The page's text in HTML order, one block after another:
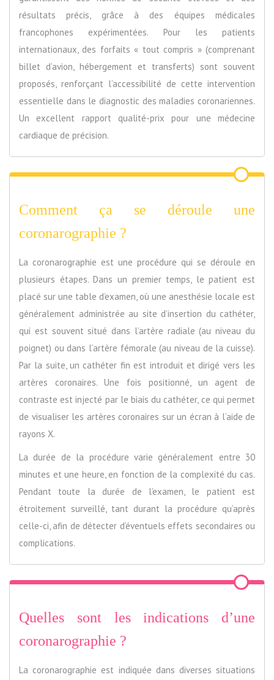
résultats précis, grâce à des équipes médicales
francophones expérimentées. Pour les patients
internationaux, des forfaits « tout compris » (comprenant
billet d’avion, hébergement et transferts) sont souvent
proposés, renforçant l’accessibilité de cette intervention
essentielle dans le diagnostic des maladies coronariennes.
Un excellent rapport qualité-prix pour une médecine
cardiaque de précision.
Comment ça se déroule une
coronarographie ?
La coronarographie est une procédure qui se déroule en
plusieurs étapes. Dans un premier temps, le patient est
placé sur une table d’examen, où une anesthésie locale est
généralement administrée au site d’insertion du cathéter,
qui est souvent situé dans l’artère radiale (au niveau du
poignet) ou dans l’artère fémorale (au niveau de la cuisse).
Par la suite, un cathéter fin est introduit et dirigé vers les
artères coronaires. Une fois positionné, un agent de
contraste est injecté par le biais du cathéter, ce qui permet
de visualiser les artères coronaires sur un écran à l’aide de
rayons X.
La durée de la procédure varie généralement entre 30
minutes et une heure, en fonction de la complexité du cas.
Pendant toute la durée de l’examen, le patient est
étroitement surveillé, tant durant la procédure qu’après
celle-ci, afin de détecter d’éventuels effets secondaires ou
complications.
Quelles sont les indications d’une
coronarographie ?
La coronarographie est indiquée dans diverses situations